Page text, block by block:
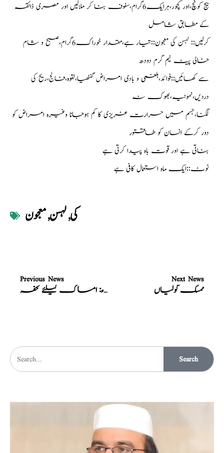
بیج کونچ،اور کچور،ہرایک6گرام،سفوف بنا کر ملالیں اور مصری ذائقہ
کے مطابق شامل
کرلیں:: لہسن کی معجون::تیار ہے،مقدار خوراک6گرام،صبح و شام
خالی پیٹ نیم گرم دودھ
سے کھائیں::فوائد،بلغمی و بادی امراض گنٹھیا،لقوہ،فالج،ریح کی
دردیں،نمونیہ،بھوک نہ
لگنا،جسم میں حرارت غریزی کا کم ہوجانا وغیرہ امراض کو
دور کرکے انسان کو طاقتور
بناتی ہے اور قوت باہ پیدا کرتی ہے
نوٹ::ایک ماہ استعمال کافی ہے
کی,لہسن,معجون
Previous News
نسخہ الشفاء: امساک کیلئے تحفہ
Next News
ممسک گولیاں
Search